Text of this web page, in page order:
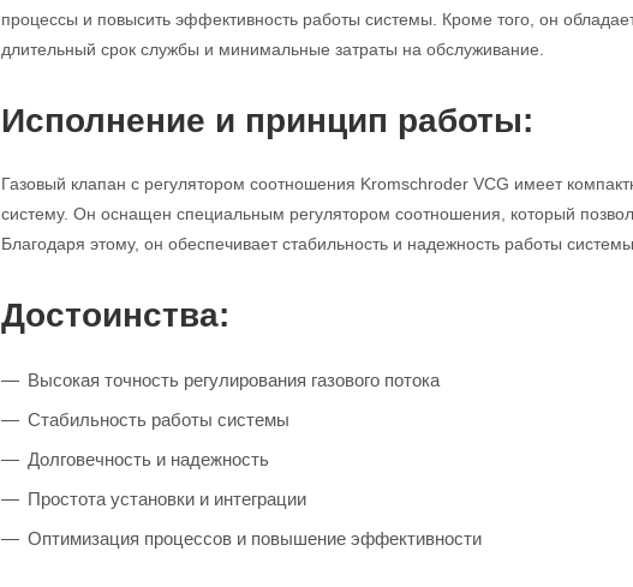
процессы и повысить эффективность работы системы. Кроме того, он
длительный срок службы и минимальные затраты на обслуживание.
Исполнение и принцип работы:
Газовый клапан с регулятором соотношения Kromschroder VCG имеет
систему. Он оснащен специальным регулятором соотношения, который
Благодаря этому, он обеспечивает стабильность и надежность работы
Достоинства:
Высокая точность регулирования газового потока
Стабильность работы системы
Долговечность и надежность
Простота установки и интеграции
Оптимизация процессов и повышение эффективности